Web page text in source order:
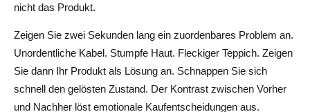
nicht das Produkt.
Zeigen Sie zwei Sekunden lang ein zuordenbares Problem an.
Unordentliche Kabel. Stumpfe Haut. Fleckiger Teppich. Zeigen
Sie dann Ihr Produkt als Lösung an. Schnappen Sie sich
schnell den gelösten Zustand. Der Kontrast zwischen Vorher
und Nachher löst emotionale Kaufentscheidungen aus.